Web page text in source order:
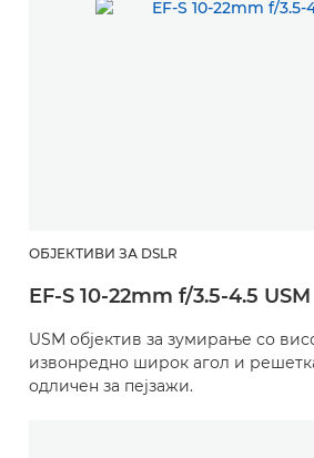
ОБЈЕКТИВИ ЗА DSLR
EF-S 10-22mm f/3.5-4.5 USM
USM објектив за зумирање со
извонредно широк агол и
одличен за пејзажи.